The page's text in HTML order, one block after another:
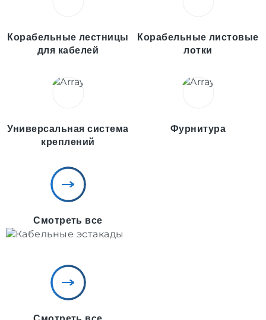
Корабельные лестницы
для кабелей
Корабельные листовые
лотки
Универсальная система
креплений
Фурнитура
Смотреть все